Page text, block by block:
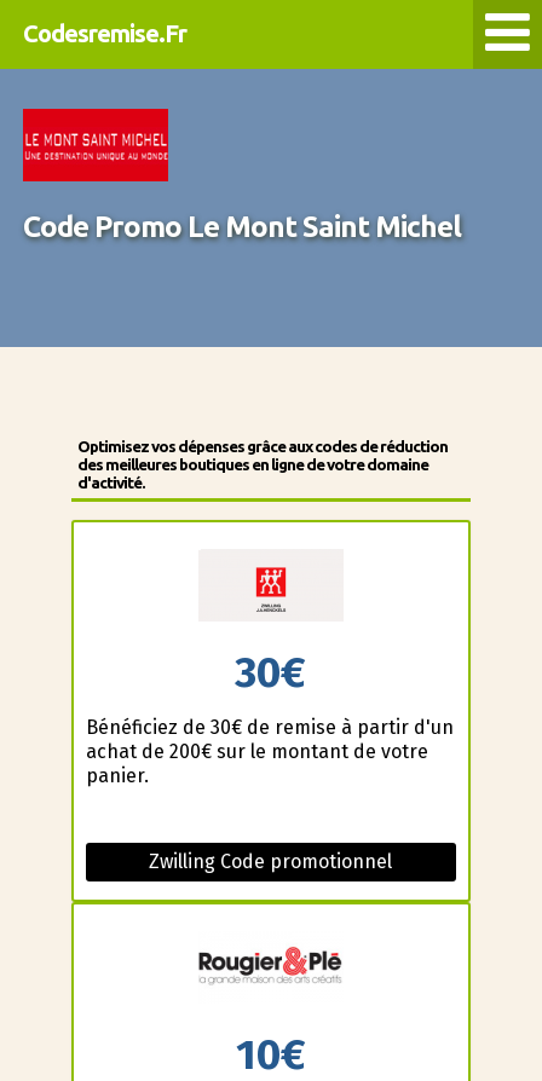
Codesremise.Fr
Code Promo Le Mont Saint Michel
Optimisez vos dépenses grâce aux codes de réduction
des meilleures boutiques en ligne de votre domaine
d'activité.
30€
Bénéficiez de 30€ de remise à partir d'un
achat de 200€ sur le montant de votre
panier.
Zwilling Code promotionnel
10€